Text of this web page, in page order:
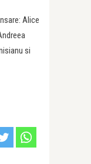
Alice
si